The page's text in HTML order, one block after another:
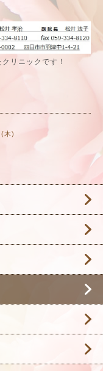
リニックです！
木)